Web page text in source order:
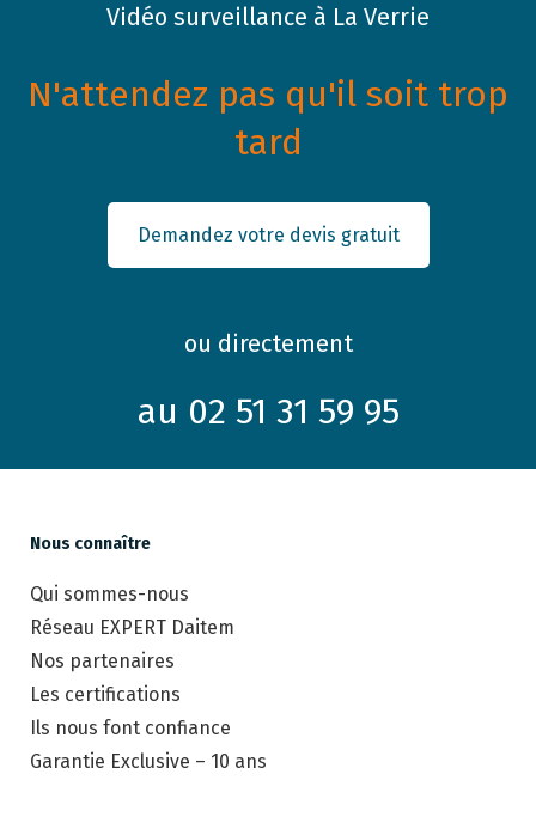
Vidéo surveillance à La Verrie
N'attendez pas qu'il soit trop
tard
Demandez votre devis gratuit
ou directement
au 02 51 31 59 95
Nous connaître
Qui sommes-nous
Réseau EXPERT Daitem
Nos partenaires
Les certifications
Ils nous font confiance
Garantie Exclusive – 10 ans